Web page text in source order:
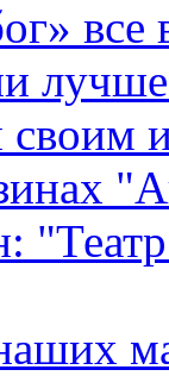
все
своим